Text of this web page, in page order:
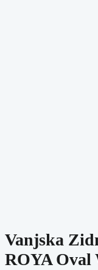
Vanjska
ROYA Oval